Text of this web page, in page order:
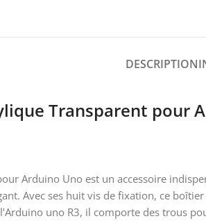
DESCRIPTION
Transparent pour
Arduino Uno est un accessoire
Avec ses huit vis de fixation, ce
uno R3, il comporte des trous